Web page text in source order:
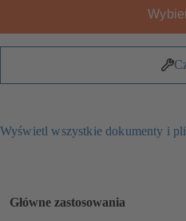
Wyświetl wszystkie dokumenty i
Główne zastosowania